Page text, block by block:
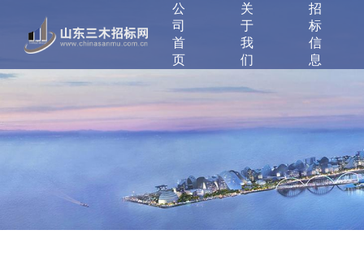
公
司
首
页
关
于
我
们
招
标
信
息